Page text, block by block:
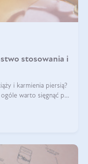
stosowania i
i karmienia piersią?
warto sięgnąć po